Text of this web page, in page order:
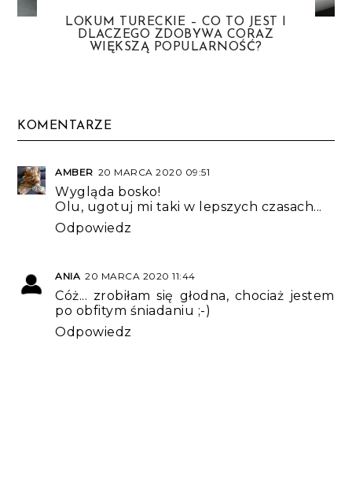
LOKUM TURECKIE – CO TO JEST I
DLACZEGO ZDOBYWA CORAZ
WIĘKSZĄ POPULARNOŚĆ?
KOMENTARZE
AMBER 20 MARCA 2020 09:51
Wygląda bosko!
Olu, ugotuj mi taki w lepszych czasach...
Odpowiedz
ANIA 20 MARCA 2020 11:44
Cóż... zrobiłam się głodna, chociaż jestem
po obfitym śniadaniu ;-)
Odpowiedz